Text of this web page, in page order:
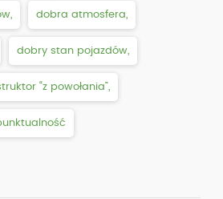
dobra atmosfera,
dobry stan pojazdów,
“z powołania”,